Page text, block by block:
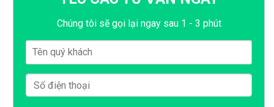
Chúng tôi sẽ gọi lại ngay sau 1 - 3 phút